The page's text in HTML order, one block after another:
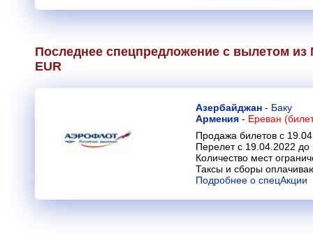
Последнее спецпредложение с вылетом
EUR
Азербайджан - Баку
Армения - Ереван
Продажа билетов с
Перелет с 19.04.2022 до
Количество мест
Таксы и сборы
Подробнее о спецАкции